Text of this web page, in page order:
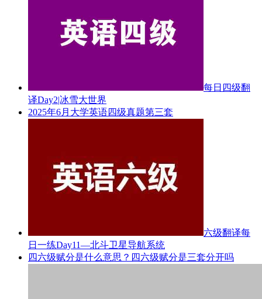
每日四级翻
译Day2|冰雪大世界
2025年6月大学英语四级真题第三套
六级翻译每
日一练Day11—北斗卫星导航系统
四六级赋分是什么意思？四六级赋分是三套分开吗